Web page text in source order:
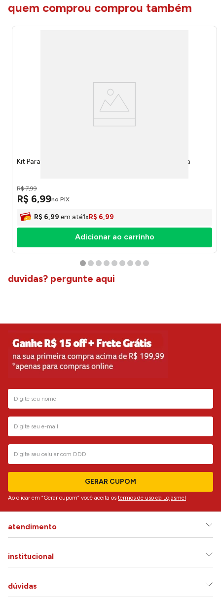
quem comprou comprou também
Kit Parafusos Para Suporte de Tv 8x45mm - Brasforma
R$ 7,99
R$ 6,99no PIX
R$ 6,99 em até1xR$ 6,99
Adicionar ao carrinho
duvidas? pergunte aqui
GERAR CUPOM
Ao clicar em “Gerar cupom” você aceita os termos de uso da Lojasmel
atendimento
institucional
dúvidas